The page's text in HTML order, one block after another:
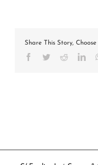
Share This Story,
Facebook
TwitterReddit